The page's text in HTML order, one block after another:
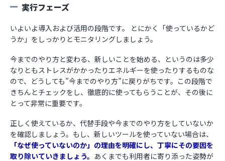
実行フェーズ
いよいよ導入および活用の段階です。 とにかく「使っているかど
うか」をしっかりとモニタリングしましょう。
今までのやり方と変わる、新しいことを始める、というのは多少
なりともストレスがかかったりエネルギーを使ったりするものな
ので、どうしても”今までのやり方”に戻りがちです。この段階で
きちんとチェックをし、徹底的に使ってもらうことが、その後に
とって非常に重要です。
正しく使えているか、代替手段や今までのやり方をしていないか
を確認しましょう。もし、新しいツールを使っていない場合は、
「なぜ使っていないのか」の理由を明確にし、丁寧にその要因を
取り除いていきましょう。 あくまでも利用者に寄り添った姿勢が